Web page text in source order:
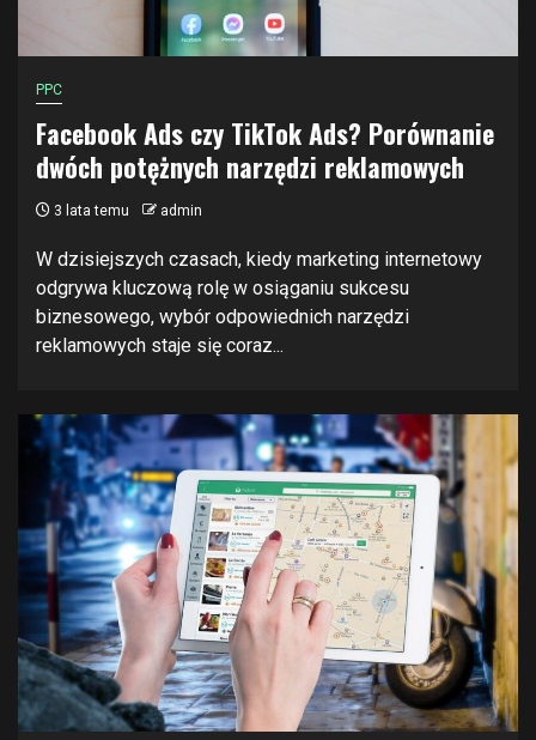
PPC
Facebook Ads czy TikTok Ads? Porównanie
dwóch potężnych narzędzi reklamowych
3 lata temu admin
W dzisiejszych czasach, kiedy marketing internetowy
odgrywa kluczową rolę w osiąganiu sukcesu
biznesowego, wybór odpowiednich narzędzi
reklamowych staje się coraz...